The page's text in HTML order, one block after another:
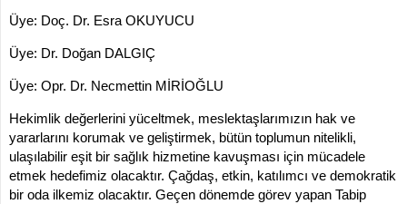
Üye: Doç. Dr. Esra OKUYUCU
Üye: Dr. Doğan DALGIÇ
Üye: Opr. Dr. Necmettin MİRİOĞLU
Hekimlik değerlerini yüceltmek, meslektaşlarımızın hak ve
yararlarını korumak ve geliştirmek, bütün toplumun nitelikli,
ulaşılabilir eşit bir sağlık hizmetine kavuşması için mücadele
etmek hedefimiz olacaktır. Çağdaş, etkin, katılımcı ve demokratik
bir oda ilkemiz olacaktır. Geçen dönemde görev yapan Tabip